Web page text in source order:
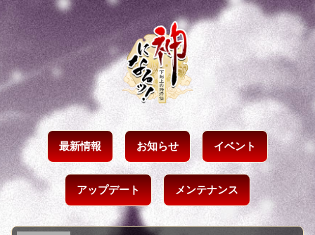
最新情報 お知らせ イベント
アップデート メンテナンス